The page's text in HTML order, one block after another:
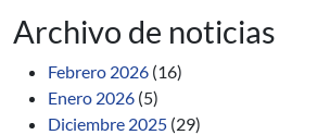
Archivo de noticias
Febrero 2026 (16)
Enero 2026 (5)
Diciembre 2025 (29)